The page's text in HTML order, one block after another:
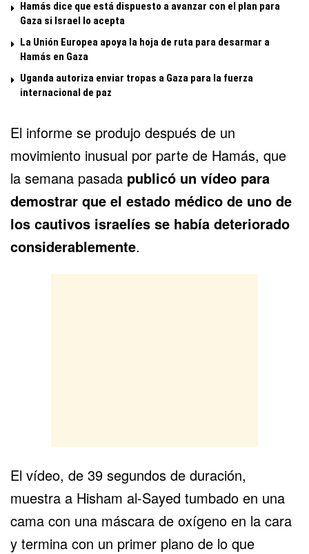
Hamás dice que está dispuesto a avanzar con el plan para
Gaza si Israel lo acepta
La Unión Europea apoya la hoja de ruta para desarmar a
Hamás en Gaza
Uganda autoriza enviar tropas a Gaza para la fuerza
internacional de paz
El informe se produjo después de un
movimiento inusual por parte de Hamás, que
la semana pasada publicó un vídeo para
demostrar que el estado médico de uno de
los cautivos israelíes se había deteriorado
considerablemente.
El vídeo, de 39 segundos de duración,
muestra a Hisham al-Sayed tumbado en una
cama con una máscara de oxígeno en la cara
y termina con un primer plano de lo que